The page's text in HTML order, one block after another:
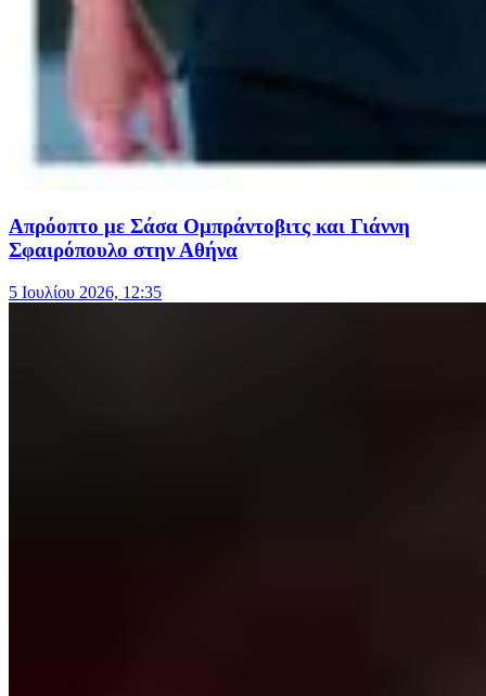
Απρόοπτο με Σάσα Ομπράντοβιτς και Γιάννη
Σφαιρόπουλο στην Αθήνα
5 Ιουλίου 2026, 12:35